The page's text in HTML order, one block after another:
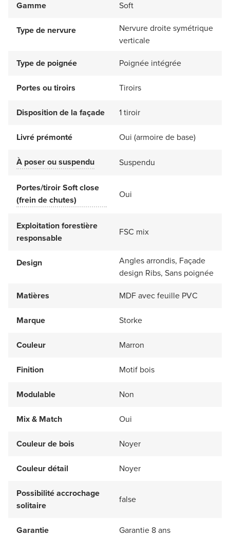
Gamme
Soft
Type de nervure
Nervure droite symétrique
verticale
Type de poignée
Poignée intégrée
Portes ou tiroirs Tiroirs
Disposition de la façade 1 tiroir
Livré prémonté Oui (armoire de base)
À poser ou suspendu Suspendu
Portes/tiroir Soft close
(frein de chutes)
Oui
Exploitation forestière
responsable
FSC mix
Design
Angles arrondis, Façade
design Ribs, Sans poignée
Matières
MDF avec feuille PVC
Marque Storke
Couleur Marron
Finition Motif bois
Modulable Non
Mix & Match Oui
Couleur de bois Noyer
Couleur détail Noyer
Possibilité accrochage
solitaire
false
Garantie Garantie 8 ans